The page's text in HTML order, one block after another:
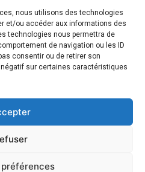
nous utilisons des technologies
et/ou accéder aux informations des
technologies nous permettra de
de navigation ou les ID
consentir ou de retirer son
sur certaines caractéristiques